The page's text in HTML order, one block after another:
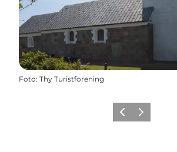
Foto: Thy Turistforening
ForrigeNæste